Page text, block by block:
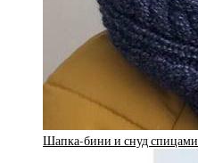
Шапка-бини и снуд спицами